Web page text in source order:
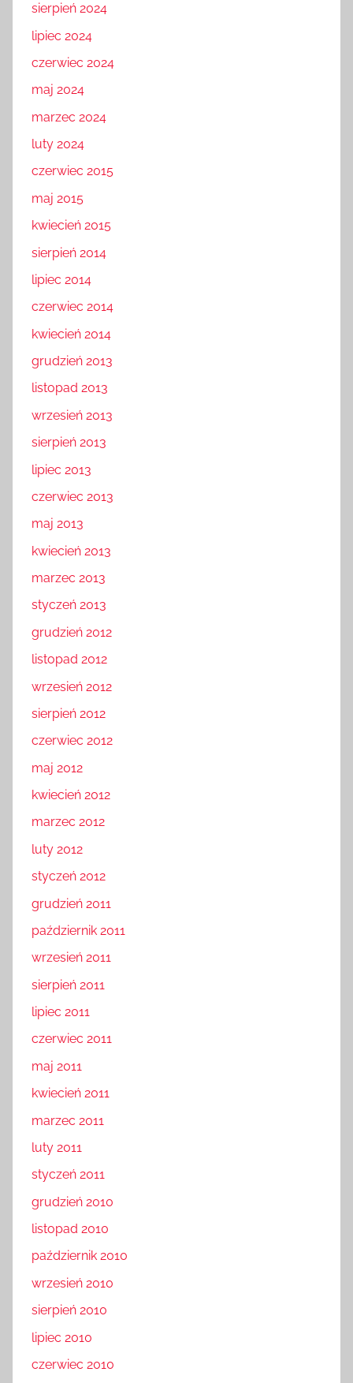
sierpień 2024
lipiec 2024
czerwiec 2024
maj 2024
marzec 2024
luty 2024
czerwiec 2015
maj 2015
kwiecień 2015
sierpień 2014
lipiec 2014
czerwiec 2014
kwiecień 2014
grudzień 2013
listopad 2013
wrzesień 2013
sierpień 2013
lipiec 2013
czerwiec 2013
maj 2013
kwiecień 2013
marzec 2013
styczeń 2013
grudzień 2012
listopad 2012
wrzesień 2012
sierpień 2012
czerwiec 2012
maj 2012
kwiecień 2012
marzec 2012
luty 2012
styczeń 2012
grudzień 2011
październik 2011
wrzesień 2011
sierpień 2011
lipiec 2011
czerwiec 2011
maj 2011
kwiecień 2011
marzec 2011
luty 2011
styczeń 2011
grudzień 2010
listopad 2010
październik 2010
wrzesień 2010
sierpień 2010
lipiec 2010
czerwiec 2010